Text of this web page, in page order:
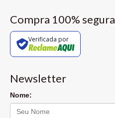
Compra 100% segura
Verificada por
Newsletter
Nome: